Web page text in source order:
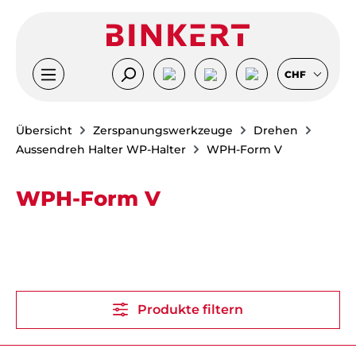
CHF
Übersicht Zerspanungswerkzeuge
Drehen
Aussendreh Halter WP-Halter
WPH-Form V
WPH-Form V
Produkte filtern